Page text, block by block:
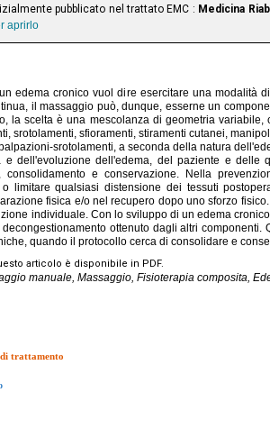
pubblicato nel trattato EMC : Medicina
aprirlo
edema cronico vuol dire esercitare una modalità
il massaggio può, dunque, esserne un
la scelta è una mescolanza di geometria variabile,
srotolamenti, sfioramenti, stiramenti cutanei,
srotolamenti, a seconda della natura
dell'evoluzione dell'edema, del paziente e delle
consolidamento e conservazione. Nella
limitare qualsiasi distensione dei tessuti
fisica e/o nel recupero dopo uno sforzo
individuale. Con lo sviluppo di un edema
ottenuto dagli altri componenti.
quando il protocollo cerca di consolidare e
articolo è disponibile in PDF.
manuale, Massaggio, Fisioterapia composita,
trattamento